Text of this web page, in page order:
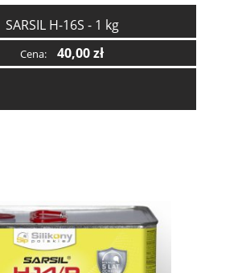
SARSIL H-16S - 1 kg
Cena: 40,00 zł